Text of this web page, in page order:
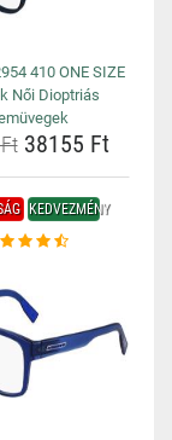
410 ONE SIZE
Női Dioptriás
38155 Ft
KEDVEZMÉNY